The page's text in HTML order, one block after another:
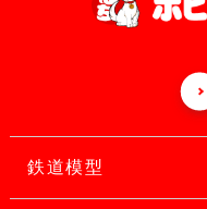
鉄道模型